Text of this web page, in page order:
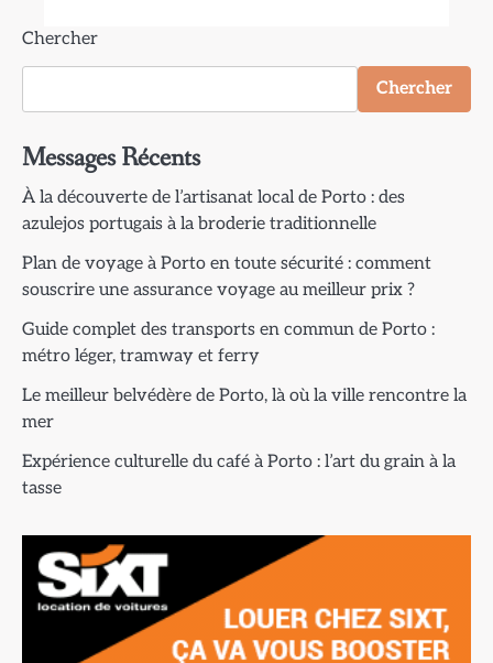
Chercher
Chercher
Messages Récents
À la découverte de l’artisanat local de Porto : des
azulejos portugais à la broderie traditionnelle
Plan de voyage à Porto en toute sécurité : comment
souscrire une assurance voyage au meilleur prix ?
Guide complet des transports en commun de Porto :
métro léger, tramway et ferry
Le meilleur belvédère de Porto, là où la ville rencontre la
mer
Expérience culturelle du café à Porto : l’art du grain à la
tasse